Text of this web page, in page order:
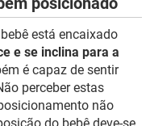
está encaixado
e se inclina para a
é capaz de sentir
perceber estas
não